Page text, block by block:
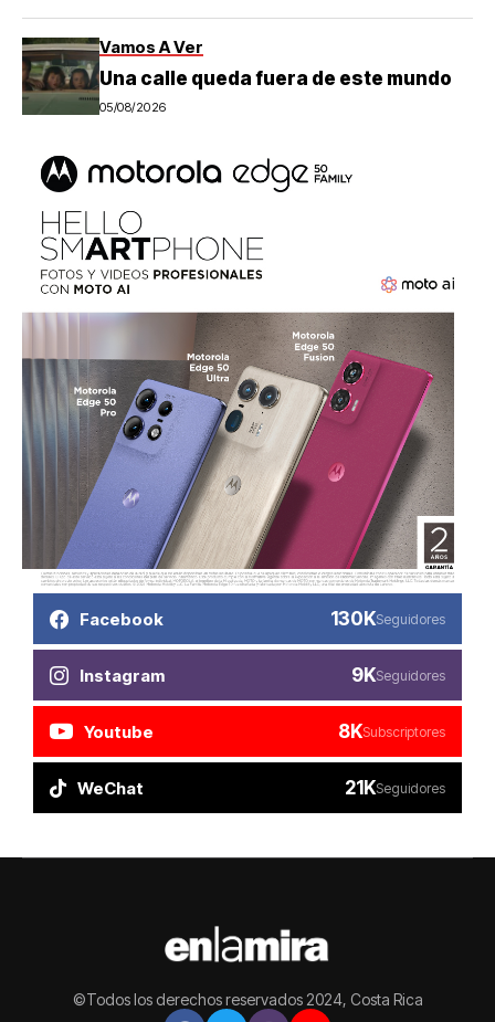
Vamos A Ver
Una calle queda fuera de este mundo
05/08/2026
Facebook 130KSeguidores
Instagram 9KSeguidores
Youtube 8KSubscriptores
WeChat 21KSeguidores
©Todos los derechos reservados 2024, Costa Rica